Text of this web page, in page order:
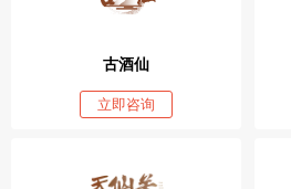
古酒仙
立即咨询